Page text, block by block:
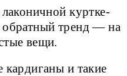
куртке-
тренд — на
вещи.
и такие